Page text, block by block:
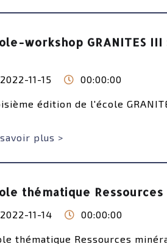
workshop GRANITES
2022-11-15 00:00:00
édition de l'école
plus >
thématique
2022-11-14 00:00:00
thématique Ressources